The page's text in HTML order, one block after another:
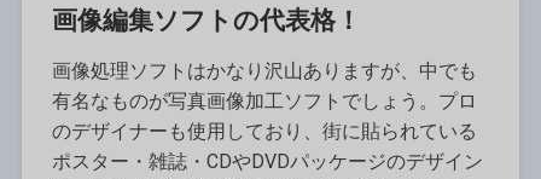
画像編集ソフトの代表格！
画像処理ソフトはかなり沢山ありますが、中でも
有名なものが写真画像加工ソフトでしょう。プロ
のデザイナーも使用しており、街に貼られている
ポスター・雑誌・CDやDVDパッケージのデザイン